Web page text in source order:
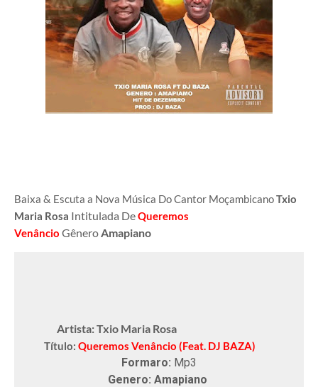
Baixa & Escuta a Nova Música Do Cantor MoçambicanoTxio
Maria Rosa Intitulada DeQueremos
Venâncio GêneroAmapiano
Artista: Txio Maria Rosa
Título: Queremos Venâncio (Feat. DJ BAZA)
Formaro: Mp3
Genero: Amapiano